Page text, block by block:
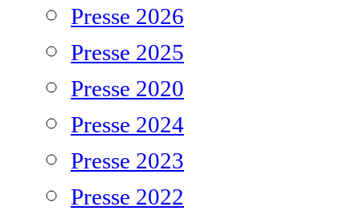
Presse 2026
Presse 2025
Presse 2020
Presse 2024
Presse 2023
Presse 2022